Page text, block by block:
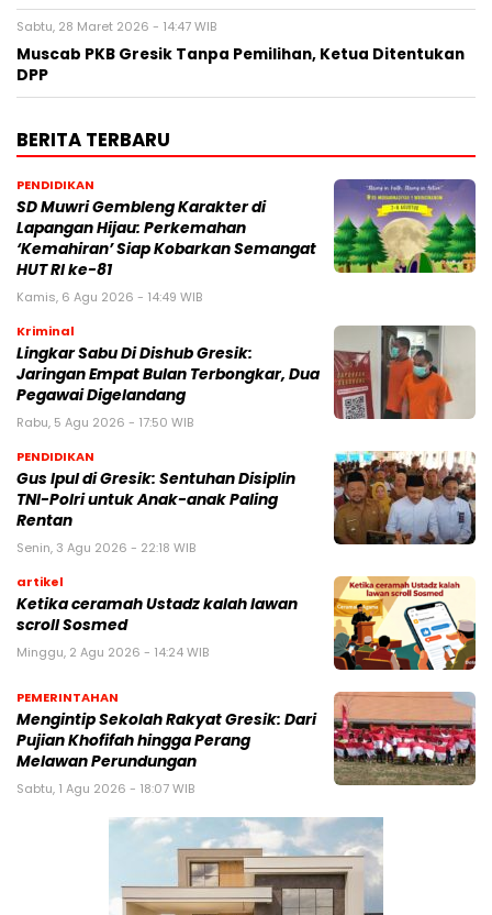
Sabtu, 28 Maret 2026 - 14:47 WIB
Muscab PKB Gresik Tanpa Pemilihan, Ketua Ditentukan
DPP
BERITA TERBARU
PENDIDIKAN
SD Muwri Gembleng Karakter di
Lapangan Hijau: Perkemahan
‘Kemahiran’ Siap Kobarkan Semangat
HUT RI ke-81
Kamis, 6 Agu 2026 - 14:49 WIB
Kriminal
Lingkar Sabu Di Dishub Gresik:
Jaringan Empat Bulan Terbongkar, Dua
Pegawai Digelandang
Rabu, 5 Agu 2026 - 17:50 WIB
PENDIDIKAN
Gus Ipul di Gresik: Sentuhan Disiplin
TNI-Polri untuk Anak-anak Paling
Rentan
Senin, 3 Agu 2026 - 22:18 WIB
artikel
Ketika ceramah Ustadz kalah lawan
scroll Sosmed
Minggu, 2 Agu 2026 - 14:24 WIB
PEMERINTAHAN
Mengintip Sekolah Rakyat Gresik: Dari
Pujian Khofifah hingga Perang
Melawan Perundungan
Sabtu, 1 Agu 2026 - 18:07 WIB